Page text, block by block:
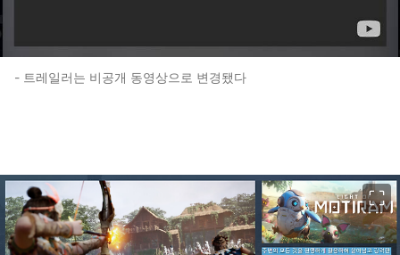
- 트레일러는 비공개 동영상으로 변경됐다